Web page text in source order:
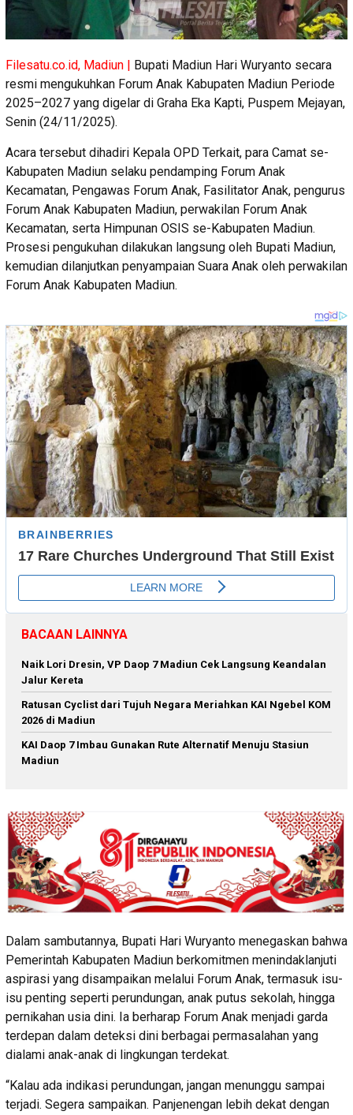
Filesatu.co.id, Madiun | Bupati Madiun Hari Wuryanto secara
resmi mengukuhkan Forum Anak Kabupaten Madiun Periode
2025–2027 yang digelar di Graha Eka Kapti, Puspem Mejayan,
Senin (24/11/2025).
Acara tersebut dihadiri Kepala OPD Terkait, para Camat se-
Kabupaten Madiun selaku pendamping Forum Anak
Kecamatan, Pengawas Forum Anak, Fasilitator Anak, pengurus
Forum Anak Kabupaten Madiun, perwakilan Forum Anak
Kecamatan, serta Himpunan OSIS se-Kabupaten Madiun.
Prosesi pengukuhan dilakukan langsung oleh Bupati Madiun,
kemudian dilanjutkan penyampaian Suara Anak oleh perwakilan
Forum Anak Kabupaten Madiun.
BACAAN LAINNYA
Naik Lori Dresin, VP Daop 7 Madiun Cek Langsung Keandalan
Jalur Kereta
Ratusan Cyclist dari Tujuh Negara Meriahkan KAI Ngebel KOM
2026 di Madiun
KAI Daop 7 Imbau Gunakan Rute Alternatif Menuju Stasiun
Madiun
Dalam sambutannya, Bupati Hari Wuryanto menegaskan bahwa
Pemerintah Kabupaten Madiun berkomitmen menindaklanjuti
aspirasi yang disampaikan melalui Forum Anak, termasuk isu-
isu penting seperti perundungan, anak putus sekolah, hingga
pernikahan usia dini. Ia berharap Forum Anak menjadi garda
terdepan dalam deteksi dini berbagai permasalahan yang
dialami anak-anak di lingkungan terdekat.
“Kalau ada indikasi perundungan, jangan menunggu sampai
terjadi. Segera sampaikan. Panjenengan lebih dekat dengan